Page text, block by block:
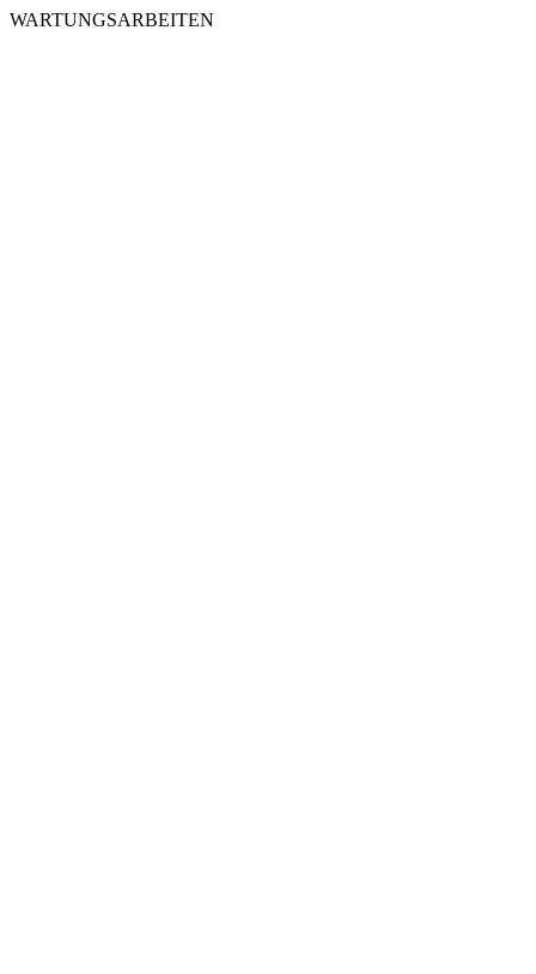
WARTUNGSARBEITEN